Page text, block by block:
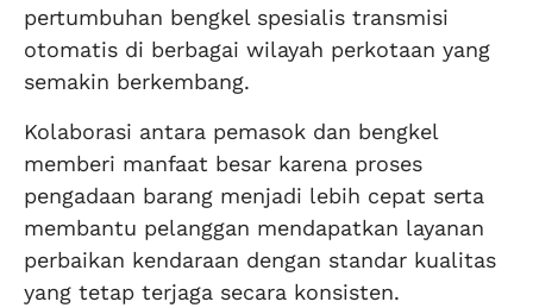
pertumbuhan bengkel spesialis transmisi
otomatis di berbagai wilayah perkotaan yang
semakin berkembang.
Kolaborasi antara pemasok dan bengkel
memberi manfaat besar karena proses
pengadaan barang menjadi lebih cepat serta
membantu pelanggan mendapatkan layanan
perbaikan kendaraan dengan standar kualitas
yang tetap terjaga secara konsisten.